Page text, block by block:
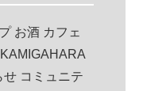
お酒 カフェ
せ コミュニテ